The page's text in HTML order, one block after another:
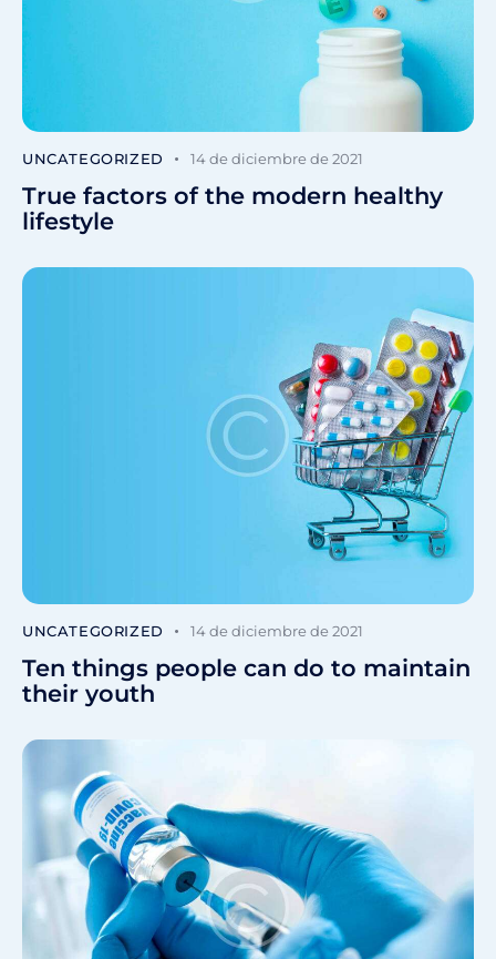
UNCATEGORIZED 14 de diciembre de 2021
True factors of the modern healthy
lifestyle
UNCATEGORIZED 14 de diciembre de 2021
Ten things people can do to maintain
their youth